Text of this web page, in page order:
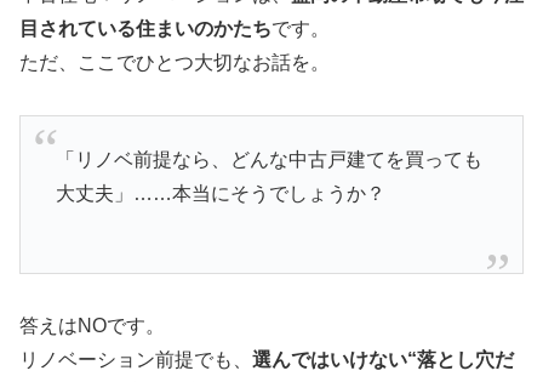
目されている住まいのかたちです。
ただ、ここでひとつ大切なお話を。
「リノベ前提なら、どんな中古戸建てを買っても
大丈夫」……本当にそうでしょうか？
答えはNOです。
リノベーション前提でも、 選んではいけない“落とし穴だ